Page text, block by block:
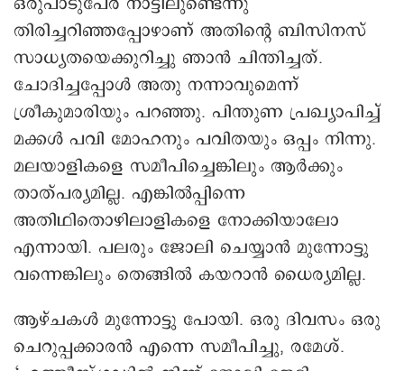
തിരിച്ചറിഞ്ഞപ്പോഴാണ് അതിന്റെ ബിസിനസ്
സാധ്യതയെക്കുറിച്ചു ഞാൻ ചിന്തിച്ചത്.
ചോദിച്ചപ്പോൾ അതു നന്നാവുമെന്ന്
ശ്രീകുമാരിയും പറഞ്ഞു. പിന്തുണ പ്രഖ്യാപിച്ച്
മക്കൾ പവി മോഹനും പവിതയും ഒപ്പം നിന്നു.
മലയാളികളെ സമീപിച്ചെങ്കിലും ആർക്കും
താത്പര്യമില്ല. എങ്കിൽപ്പിന്നെ
അതിഥിതൊഴിലാളികളെ നോക്കിയാലോ
എന്നായി. പലരും ജോലി ചെയ്യാൻ മുന്നോട്ടു
വന്നെങ്കിലും തെങ്ങിൽ കയറാൻ ധൈര്യമില്ല.
ആഴ്ചകൾ മുന്നോട്ടു പോയി. ഒരു ദിവസം ഒരു
ചെറുപ്പക്കാരൻ എന്നെ സമീപിച്ചു, രമേശ്.